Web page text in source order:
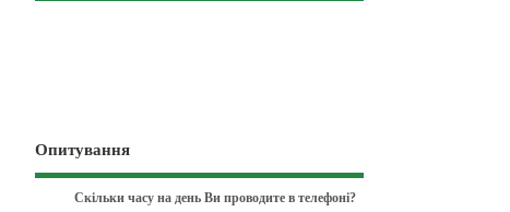
Опитування
Скільки часу на день Ви проводите в телефоні?